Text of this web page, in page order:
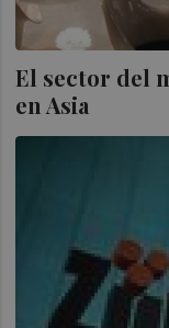
El sector del
en Asia